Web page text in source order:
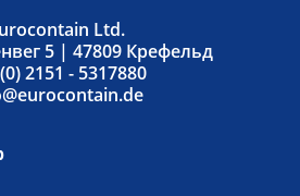
Ltd.
5 | 47809 Крефельд
2151 - 5317880